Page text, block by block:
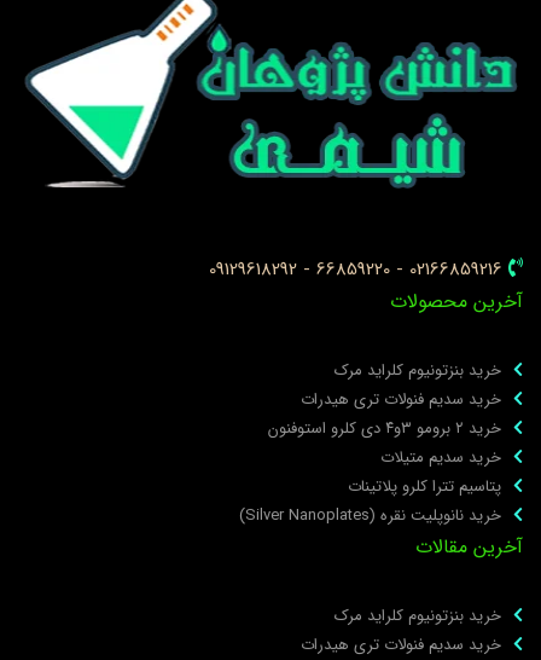
02166859216 - 66859220 - 09129618292
محصولات
خرید بنزتونیوم کلراید مرک
خرید سدیم فنولات تری هیدرات
خرید ۲ برومو ۳و۴ دی‌ کلرو استوفنون
خرید سدیم متیلات
پتاسیم تترا کلرو پلاتینات
خرید نانوپلیت نقره (Silver Nanoplates)
مقالات
خرید بنزتونیوم کلراید مرک
خرید سدیم فنولات تری هیدرات